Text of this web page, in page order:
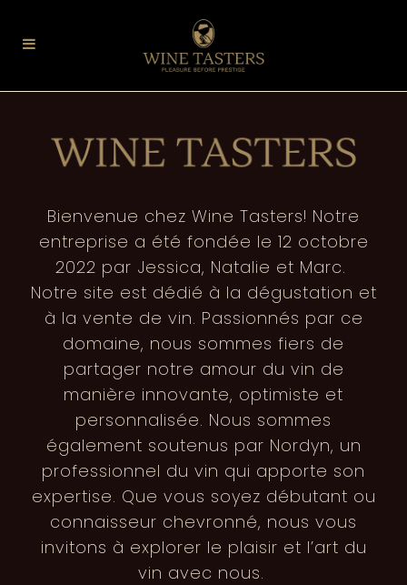
Bienvenue chez Wine Tasters! Notre
entreprise a été fondée le 12 octobre
2022 par Jessica, Natalie et Marc.
Notre site est dédié à la dégustation et
à la vente de vin. Passionnés par ce
domaine, nous sommes fiers de
partager notre amour du vin de
manière innovante, optimiste et
personnalisée. Nous sommes
également soutenus par Nordyn, un
professionnel du vin qui apporte son
expertise. Que vous soyez débutant ou
connaisseur chevronné, nous vous
invitons à explorer le plaisir et l’art du
vin avec nous.